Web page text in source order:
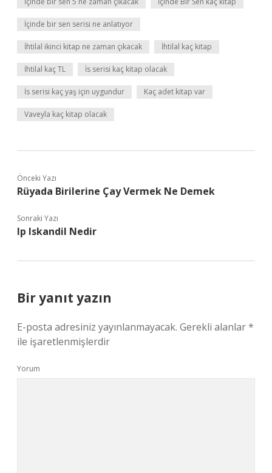
İçinde bir sen serisi ne anlatıyor
İhtilal ikinci kitap ne zaman çıkacak İhtilal kaç kitap
İhtilal kaç TL İs serisi kaç kitap olacak
İs serisi kaç yaş için uygundur Kaç adet kitap var
Vaveyla kaç kitap olacak
Önceki Yazı
Rüyada Birilerine Çay Vermek Ne Demek
Sonraki Yazı
Ip Iskandil Nedir
Bir yanıt yazın
E-posta adresiniz yayınlanmayacak. Gerekli alanlar*
ile işaretlenmişlerdir
Yorum